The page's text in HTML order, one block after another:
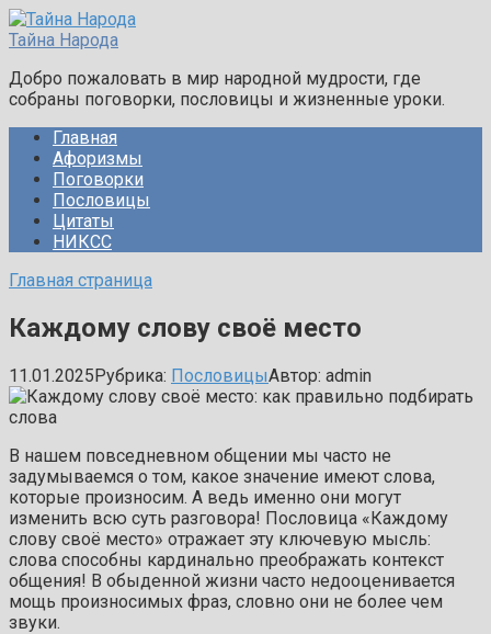
Перейти
к
Тайна Народа
Добро пожаловать в мир народной мудрости, где
собраны поговорки, пословицы и жизненные уроки.
Главная
Афоризмы
Поговорки
Пословицы
Цитаты
НИКСС
Главная страница
Каждому слову своё место
11.01.2025Рубрика: ПословицыАвтор: admin
В нашем повседневном общении мы часто не
задумываемся о том, какое значение имеют слова,
которые произносим. А ведь именно они могут
изменить всю суть разговора! Пословица «Каждому
слову своё место» отражает эту ключевую мысль:
слова способны кардинально преображать контекст
общения! В обыденной жизни часто недооценивается
мощь произносимых фраз, словно они не более чем
звуки.